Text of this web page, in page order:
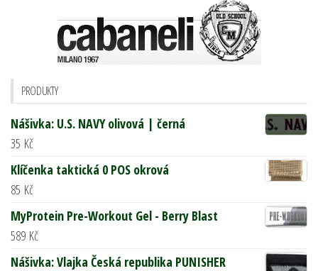
PRODUKTY
Nášivka: U.S. NAVY olivová | černá
35 Kč
Klíčenka taktická 0 POS okrová
85 Kč
MyProtein Pre-Workout Gel - Berry Blast
589 Kč
Nášivka: Vlajka Česká republika PUNISHER